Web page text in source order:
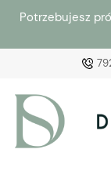
Potrzebujesz